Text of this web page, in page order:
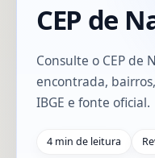
CEP de
Consulte o CEP de
encontrada,
IBGE e fonte oficial.
4 min de leitura